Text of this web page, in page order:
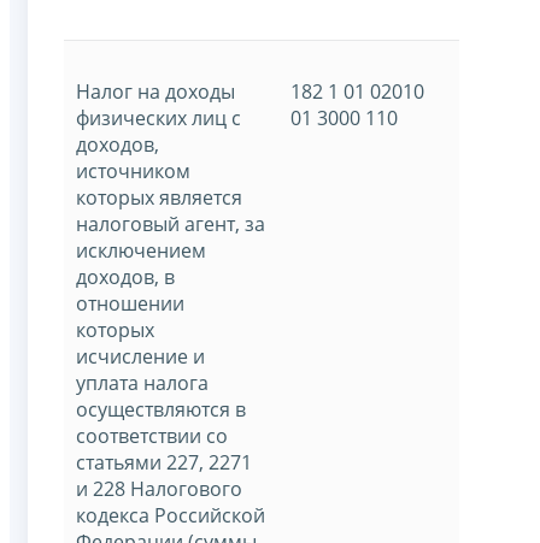
Налог на доходы
физических лиц с
доходов,
источником
которых является
налоговый агент, за
исключением
доходов, в
отношении
которых
исчисление и
уплата налога
осуществляются в
соответствии со
статьями 227, 2271
и 228 Налогового
кодекса Российской
182 1 01 02010
01 3000 110